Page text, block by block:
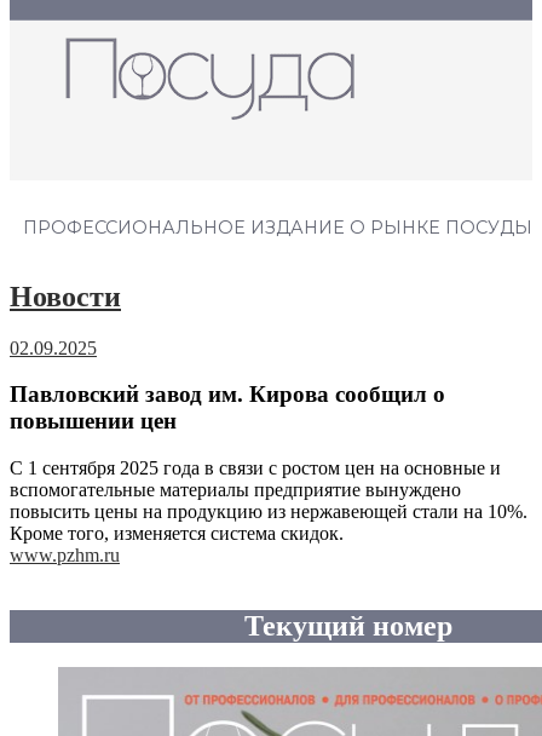
ПРОФЕССИОНАЛЬНОЕ ИЗДАНИЕ О РЫНКЕ ПОСУДЫ
Новости
02.09.2025
Павловский завод им. Кирова сообщил о
повышении цен
С 1 сентября 2025 года в связи с ростом цен на основные и
вспомогательные материалы предприятие вынуждено
повысить цены на продукцию из нержавеющей стали на 10%.
Кроме того, изменяется система скидок.
www.pzhm.ru
Текущий номер